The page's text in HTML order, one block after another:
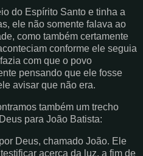
do Espírito Santo e tinha a
ele não somente falava ao
como também certamente
conforme ele seguia
com que o povo
pensando que ele fosse
avisar que não era.
também um trecho
para João Batista:
Deus, chamado João. Ele
acerca da luz, a fim de